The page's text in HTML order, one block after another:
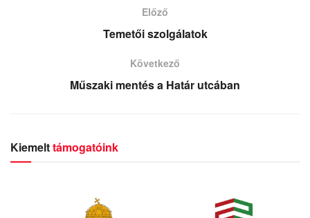
Előző
Temetői szolgálatok
Következő
Műszaki mentés a Határ utcában
Kiemelttámogatóink